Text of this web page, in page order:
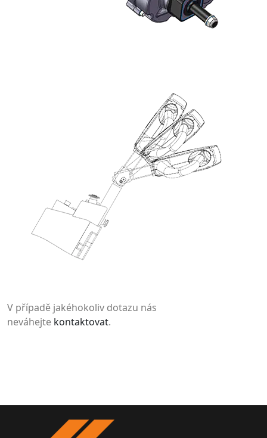
V případě jakéhokoliv dotazu nás
neváhejte kontaktovat.